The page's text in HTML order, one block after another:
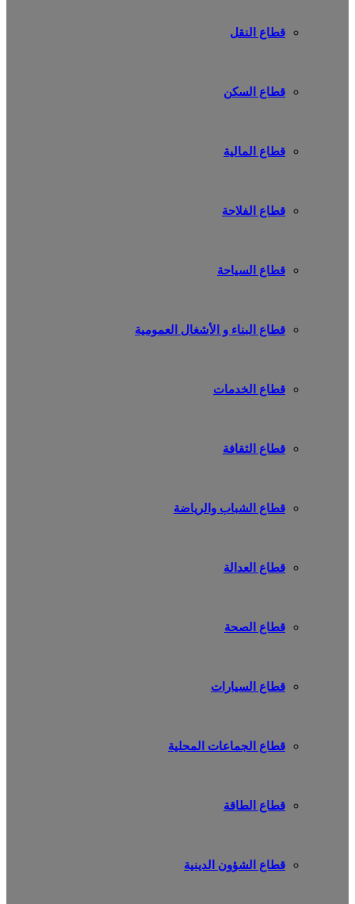
قطاع النقل
قطاع السكن
قطاع المالية
قطاع الفلاحة
قطاع السياحة
قطاع البناء و الأشغال العمومية
قطاع الخدمات
قطاع الثقافة
قطاع الشباب والرياضة
قطاع العدالة
قطاع الصحة
قطاع السيارات
قطاع الجماعات المحلية
قطاع الطاقة
قطاع الشؤون الدينية